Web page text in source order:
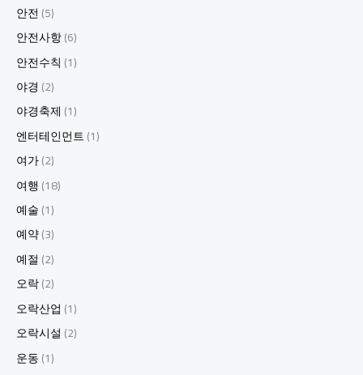
안전(5)
안전사항(6)
안전수칙 (1)
야경 (2)
야경축제 (1)
엔터테인먼트(1)
여가(2)
여행 (18)
예술(1)
예약(3)
예절(2)
오락(2)
오락산업 (1)
오락시설(2)
운동(1)